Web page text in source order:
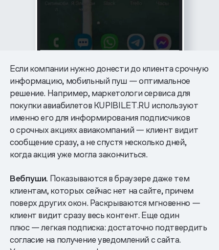
Если компании нужно донести до клиента срочную
информацию, мобильный пуш — оптимальное
решение. Например, маркетологи сервиса для
покупки авиабилетов KUPIBILET.RU используют
именно его для информирования подписчиков
о срочных акциях авиакомпаний — клиент видит
сообщение сразу, а не спустя несколько дней,
когда акция уже могла закончиться.
Вебпуши. Показываются в браузере даже тем
клиентам, которых сейчас нет на сайте, причем
поверх других окон. Раскрываются мгновенно —
клиент видит сразу весь контент. Еще один
плюс — легкая подписка: достаточно подтвердить
согласие на получение уведомлений с сайта.